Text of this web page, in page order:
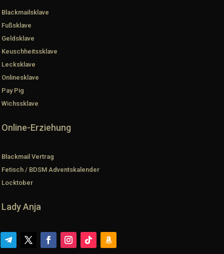
Blackmailsklave
Fußsklave
Geldsklave
Keuschheitssklave
Lecksklave
Onlinesklave
Pay Pig
Wichssklave
Online-Erziehung
Blackmail Vertrag
Fetisch / BDSM Adventskalender
Locktober
Lady Anja